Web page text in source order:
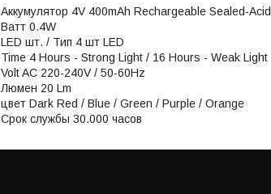
Aккумулятор 4V 400mAh Rechargeable Sealed-Acid
Bатт 0.4W
LED шт. / Тип 4 шт LED
Time 4 Hours - Strong Light / 16 Hours - Weak Light
Volt AC 220-240V / 50-60Hz
Люмен 20 Lm
цвет Dark Red / Blue / Green / Purple / Orange
Срок службы 30.000 часов